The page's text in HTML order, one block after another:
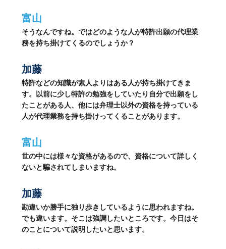
富山
そうなんですね。ではどのような人が特許出願の代理業
務を持ち掛けてくるのでしょうか？
加藤
特許などの知識が素人よりはある人が持ち掛けてきま
す。以前に少し特許の勉強をしていたり自分で出願をし
たことがある人、他には弁理士以外の資格を持っている
人が代理業務を持ち掛けってくることがあります。
富山
世の中には様々な資格があるので、資格について詳しく
ないと騙されてしまいますね。
加藤
勘違いか勝手に独り歩きしているように思われますね。
でも違います。そこは強調したいところです。今日はそ
のことについて説明したいと思います。